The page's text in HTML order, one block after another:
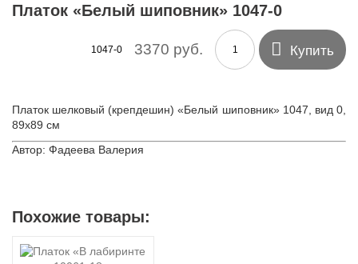
Платок «Белый шиповник» 1047-0
1047-0 3370 руб.  Купить
Платок шелковый (крепдешин) «Белый шиповник» 1047, вид 0,
89х89 см
Автор: Фадеева Валерия
Похожие товары: